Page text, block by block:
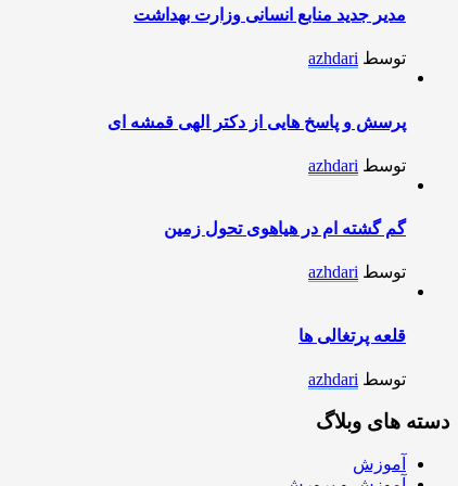
مدیر جدید منابع انسانی وزارت بهداشت
توسط azhdari
پرسش و پاسخ هایی از دکتر الهی قمشه ای
توسط azhdari
گم گشته ام در هیاهوی تحول زمین
توسط azhdari
قلعه پرتغالی ها
توسط azhdari
دسته های وبلاگ
آموزش